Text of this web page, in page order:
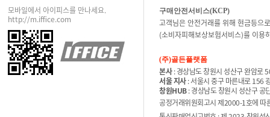
모바일에서 아이피스를 만나세요.
http://m.iffice.com
구매안전서비스(KCP)
고객님은 안전거래를 위해 현금등으
(소비자피해보상보험서비스)를 이용
(주)골든플랫폼
본사: 경상남도 창원시 성산구 완암로
서울 지사: 서울시 중구 마른내로 156
창원HUB: 경상남도 창원시 성산구 공
공정거래위원회고시 제2000-1호에